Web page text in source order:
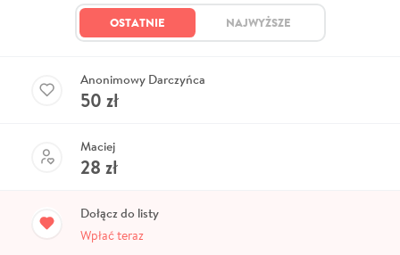
OSTATNIE NAJWYŻSZE
Anonimowy Darczyńca
50 zł
Maciej
28 zł
Dołącz do listy
Wpłać teraz